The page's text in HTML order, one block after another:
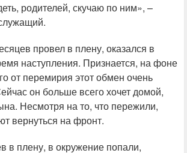
родителей, скучаю по ним», –
провел в плену, оказался в
наступления. Признается, на фоне
от перемирия этот обмен очень
он больше всего хочет домой,
Несмотря на то, что пережили,
вернуться на фронт.
в плену, в окружение попали,